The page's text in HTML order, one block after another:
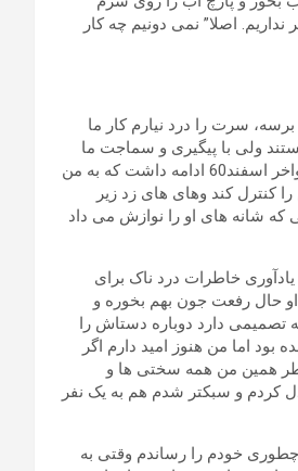
اصلا” نمی دونیم چه کار
سرت را درد نیارم کار ما
ولی با پیگیری و سماجت ما
قبول کردند که هر دو اوین هستند و ما می توانیم لباس و پول برای آنها بفرستیم. این حکایت تا اواخر اسفند60 ادامه داشت که به من
نتوانست خودش را کنترل کند وهای های زد زیر
که شانه های او را نوازش می داد
خاطرات درد ناک برای
حال رفعت جون بهم بخوره و
تصمیمی دارد دوباره دستاش را
اما من هنوز امید دارم اگر
همین من همه سختی ها و
کردم و سبکتر شدم هم به یک نفر
خودم را رساندم وقتی به